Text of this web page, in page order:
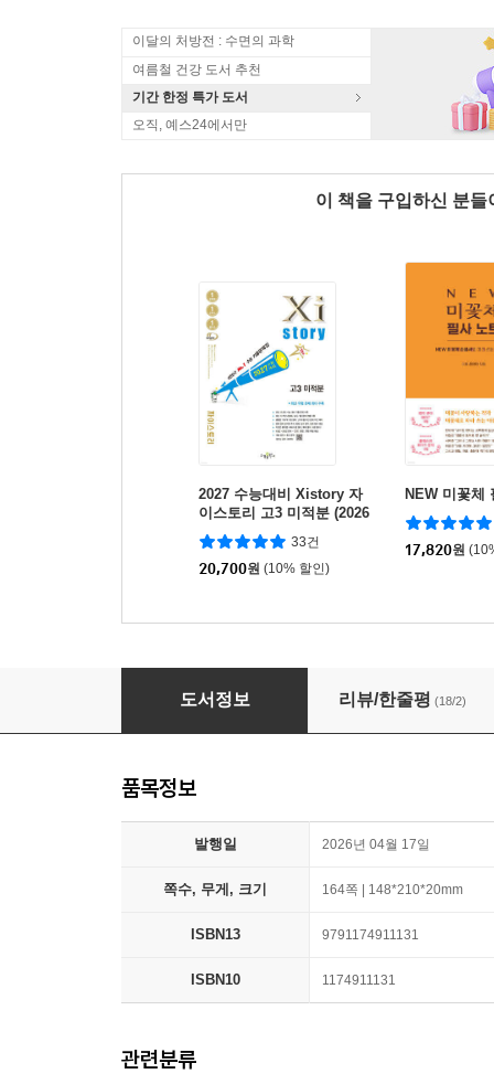
이달의 처방전 : 수면의 과학
여름철 건강 도서 추천
기간 한정 특가 도서
오직, 예스24에서만
이 책을 구입하신 분
2027 수능대비 Xistory 자
이스토리 고3 미적분 (2026
년)
33건
20,700원 (10% 할인)
NEW 미꽃체
17,820원
코바늘 시크릿 노트
도서정보 리뷰/한줄평 (18/2)
품목정보
발행일 2026년 04월 17일
쪽수, 무게, 크기 164쪽 | 148*210*20mm
ISBN13 9791174911131
ISBN10 1174911131
관련분류